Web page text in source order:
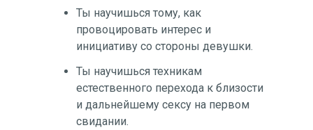
Ты научишься тому, как
провоцировать интерес и
инициативу со стороны девушки.
Ты научишься техникам
естественного перехода к близости
и дальнейшему сексу на первом
свидании.